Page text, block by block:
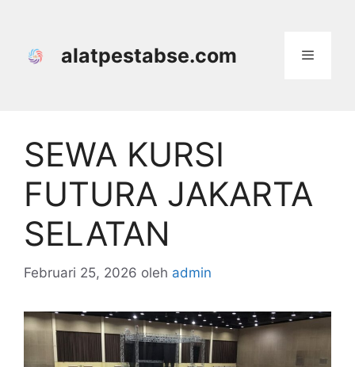
alatpestabse.com
SEWA KURSI
FUTURA JAKARTA
SELATAN
Februari 25, 2026 oleh admin